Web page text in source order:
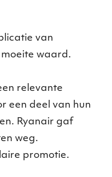
van
waard.
relevante
een deel van hun
Ryanair gaf
weg.
promotie.